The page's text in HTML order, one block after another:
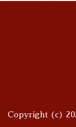
Copyright (c)